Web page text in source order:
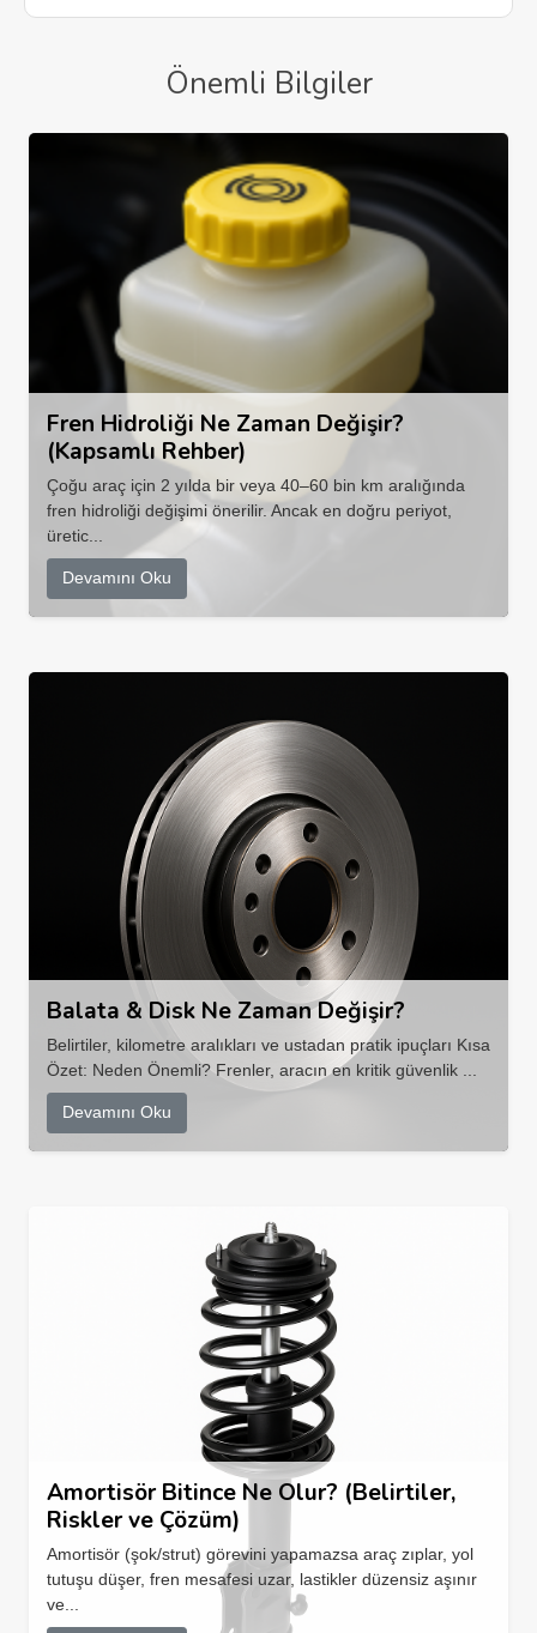
Önemli Bilgiler
Fren Hidroliği Ne Zaman Değişir?
(Kapsamlı Rehber)
Çoğu araç için 2 yılda bir veya 40–60 bin km aralığında
fren hidroliği değişimi önerilir. Ancak en doğru periyot,
üretic...
Devamını Oku
Balata & Disk Ne Zaman Değişir?
Belirtiler, kilometre aralıkları ve ustadan pratik ipuçları Kısa
Özet: Neden Önemli? Frenler, aracın en kritik güvenlik ...
Devamını Oku
Amortisör Bitince Ne Olur? (Belirtiler,
Riskler ve Çözüm)
Amortisör (şok/strut) görevini yapamazsa araç zıplar, yol
tutuşu düşer, fren mesafesi uzar, lastikler düzensiz aşınır
ve...